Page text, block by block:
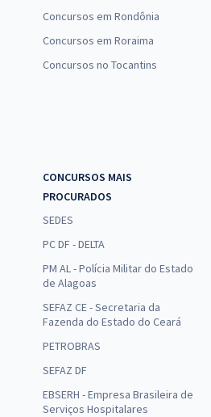
Concursos em Rondônia
Concursos em Roraima
Concursos no Tocantins
CONCURSOS MAIS
PROCURADOS
SEDES
PC DF - DELTA
PM AL - Polícia Militar do Estado
de Alagoas
SEFAZ CE - Secretaria da
Fazenda do Estado do Ceará
PETROBRAS
SEFAZ DF
EBSERH - Empresa Brasileira de
Serviços Hospitalares